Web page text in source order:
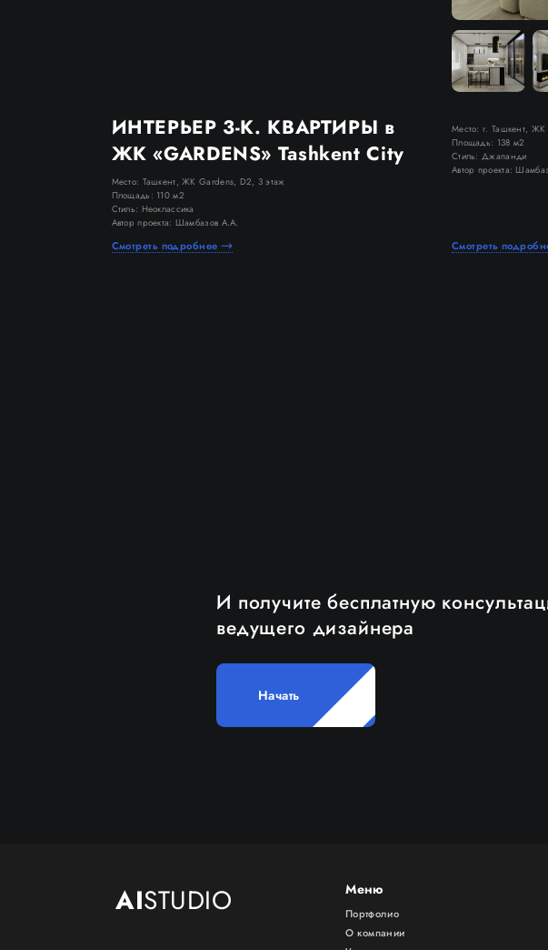
ИНТЕРЬЕР 3-К. КВАРТИРЫ в
ЖК «GARDENS» Tashkent City
Место: Ташкент, ЖК Gardens, D2, 3 этаж
Площадь: 110 м2
Стиль: Неоклассика
Автор проекта: Шамбазов А.А.
Смотреть подробнее
Место: г. Ташкент,
Площадь: 138 м2
Стиль: Джапанди
Автор проекта:
Смотреть
И получите бесплатную
ведущего дизайнера
Начать
AISTUDIO Меню
Портфолио
О компании